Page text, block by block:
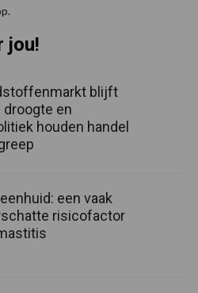
jou!
blijft
droogte en
houden handel
een vaak
risicofactor